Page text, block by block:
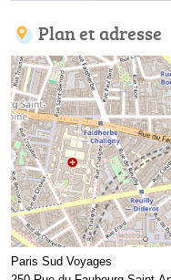
Plan et adresse
Paris Sud Voyages